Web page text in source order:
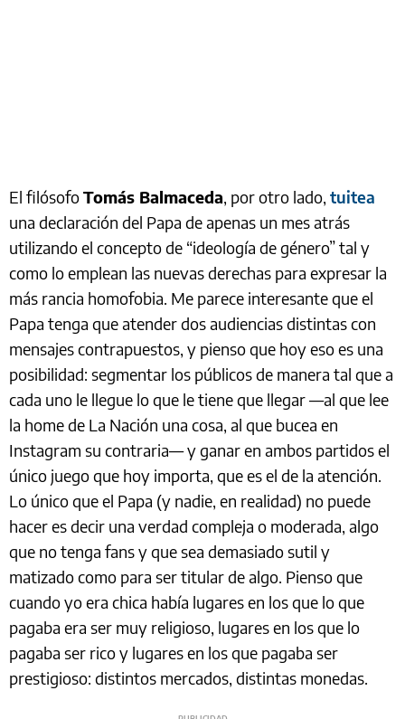
El filósofoTomás Balmaceda, por otro lado, tuitea
una declaración del Papa de apenas un mes atrás
utilizando el concepto de “ideología de género” tal y
como lo emplean las nuevas derechas para expresar la
más rancia homofobia. Me parece interesante que el
Papa tenga que atender dos audiencias distintas con
mensajes contrapuestos, y pienso que hoy eso es una
posibilidad: segmentar los públicos de manera tal que a
cada uno le llegue lo que le tiene que llegar —al que lee
la home de La Nación una cosa, al que bucea en
Instagram su contraria— y ganar en ambos partidos el
único juego que hoy importa, que es el de la atención.
Lo único que el Papa (y nadie, en realidad) no puede
hacer es decir una verdad compleja o moderada, algo
que no tenga fans y que sea demasiado sutil y
matizado como para ser titular de algo. Pienso que
cuando yo era chica había lugares en los que lo que
pagaba era ser muy religioso, lugares en los que lo
pagaba ser rico y lugares en los que pagaba ser
prestigioso: distintos mercados, distintas monedas.